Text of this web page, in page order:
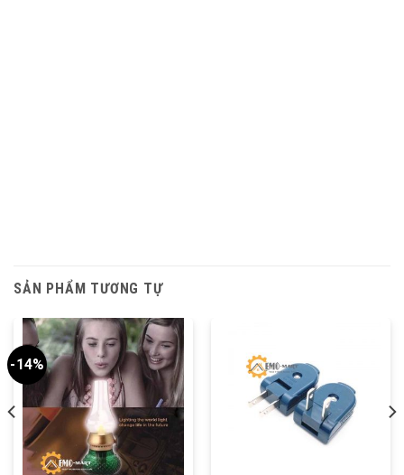
SẢN PHẨM TƯƠNG TỰ
-14%